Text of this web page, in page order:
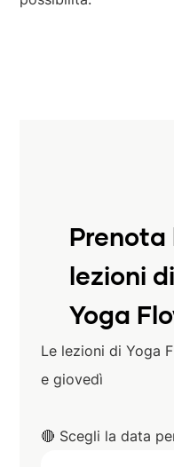
Prenota
lezioni
Yoga
Le lezioni di Yoga
e giovedì
🔴 Scegli la data